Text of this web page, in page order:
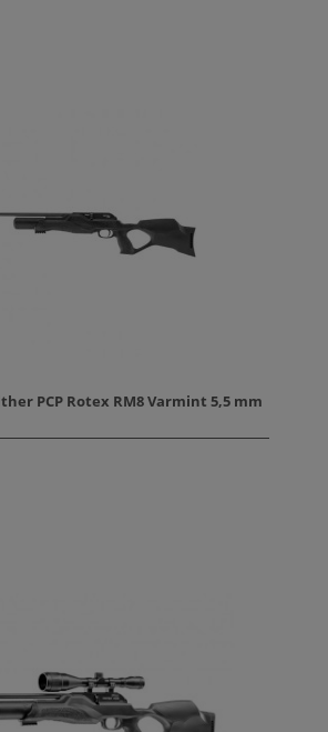
PCP Rotex RM8 Varmint 5,5 mm